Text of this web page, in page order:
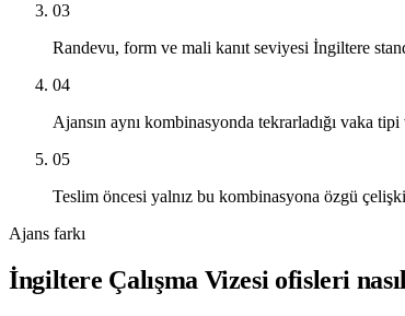
03
Randevu, form ve mali kanıt seviyesi İngiltere
04
Ajansın aynı kombinasyonda tekrarladığı vaka
05
Teslim öncesi yalnız bu kombinasyona özgü
Ajans farkı
İngiltere Çalışma Vizesi ofisleri